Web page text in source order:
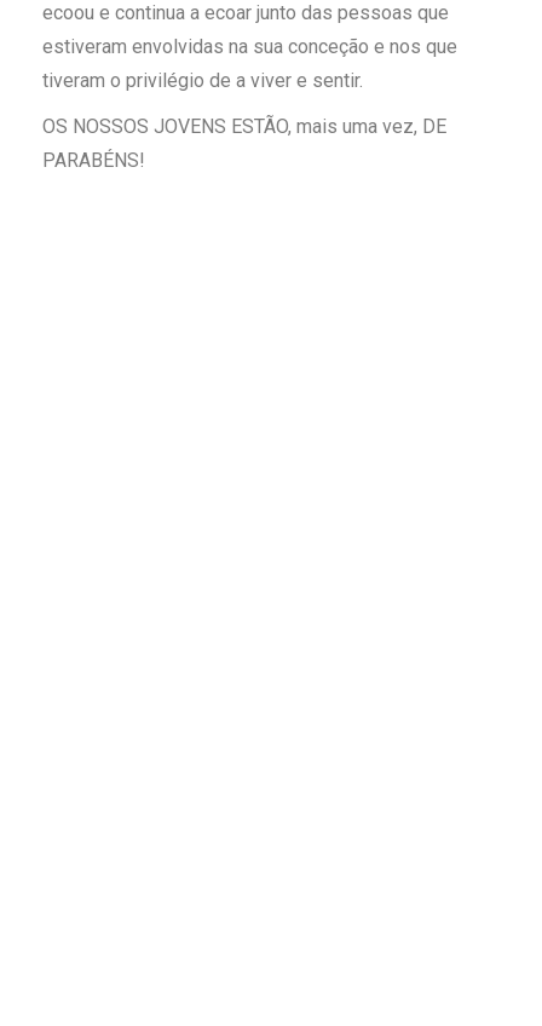
ecoou e continua a ecoar junto das pessoas que
estiveram envolvidas na sua conceção e nos que
tiveram o privilégio de a viver e sentir.
OS NOSSOS JOVENS ESTÃO, mais uma vez, DE
PARABÉNS!